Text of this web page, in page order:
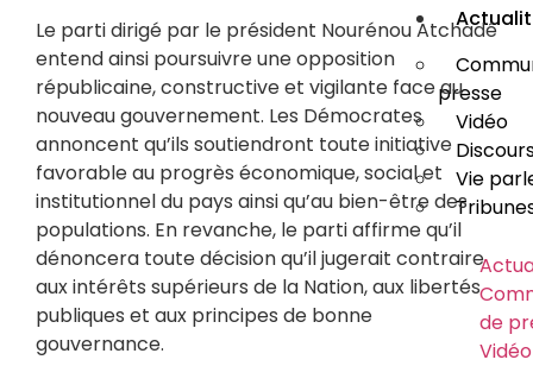
presse
Vidéo
Vie
de
Vidéo
Le parti dirigé par le président Nourénou Atchadé
entend ainsi poursuivre une opposition
républicaine, constructive et vigilante face au
nouveau gouvernement. Les Démocrates
annoncent qu’ils soutiendront toute initiative
favorable au progrès économique, social et
institutionnel du pays ainsi qu’au bien-être des
populations. En revanche, le parti affirme qu’il
dénoncera toute décision qu’il jugerait contraire
aux intérêts supérieurs de la Nation, aux libertés
publiques et aux principes de bonne
gouvernance.